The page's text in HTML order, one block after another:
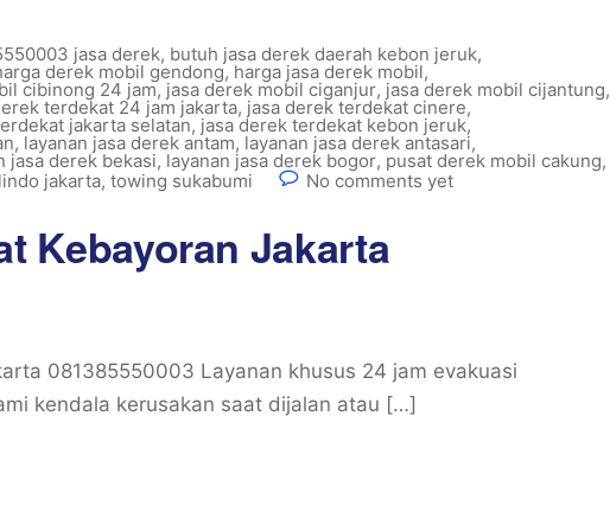
jasa derek, butuh jasa derek daerah kebon jeruk,
derek mobil gendong, harga jasa derek mobil,
cibinong 24 jam, jasa derek mobil ciganjur, jasa derek mobil cijantung,
terdekat 24 jam jakarta, jasa derek terdekat cinere,
jakarta selatan, jasa derek terdekat kebon jeruk,
, layanan jasa derek antam, layanan jasa derek antasari,
jasa derek bekasi, layanan jasa derek bogor, pusat derek mobil cakung,
jakarta, towing sukabumi No comments yet
Kebayoran Jakarta
081385550003 Layanan khusus 24 jam evakuasi
kendala kerusakan saat dijalan atau […]